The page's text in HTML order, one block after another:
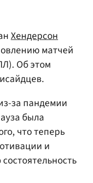
Хендерсон
матчей
Об этом
за пандемии
была
что теперь
и